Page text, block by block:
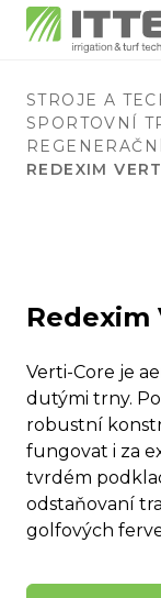
STROJE A
SPORTOVNÍ
REDEXIM
Redexim
Verti-Core je
dutými trny.
robustní
fungovat i za
tvrdém
odstaňovaní
golfových